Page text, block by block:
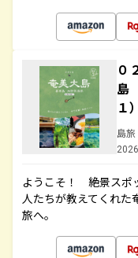
０
島
１
島旅
ようこそ！ 絶景スポ
人たちが教えてくれた
旅へ。